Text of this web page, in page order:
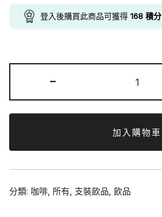
登入後購買此商品可獲得 168 積分
-
朝
日
特
濃
牛
加入購物車
分類: 咖啡 所有 支裝飲品 飲品